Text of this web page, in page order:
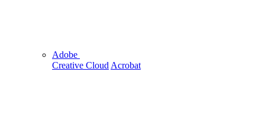
Adobe
Creative Cloud Acrobat